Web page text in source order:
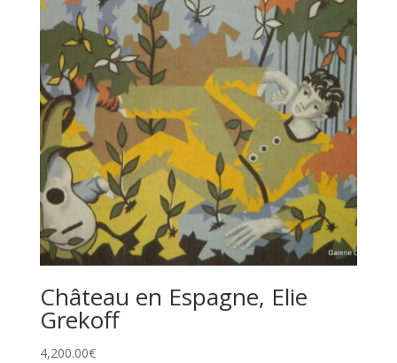
Château en Espagne, Elie
Grekoff
4,200.00€